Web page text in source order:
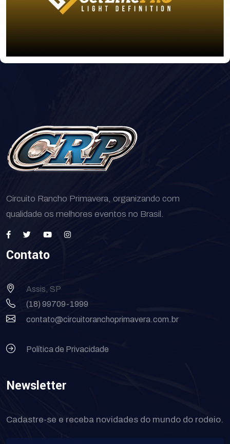
Circuito Rancho Primavera, organizando com
qualidade os melhores eventos no Brasil.
Contato
Assis, SP
(18) 99709-1999
contato@circuitoranchoprimavera.com.br
Política de Privacidade
Newsletter
Cadastre-se e receba novidades do mundo do rodeio.